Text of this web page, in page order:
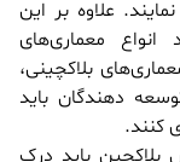
علاوه بر این
معماری‌های
بلاکچینی،
دهندگان باید
کنند.
بلاکچین باید درک